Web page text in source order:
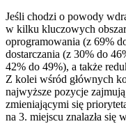
Jeśli chodzi o powody
w kilku kluczowych
oprogramowania (z 69%
dostarczania (z 30% do
42% do 49%), a także
Z kolei wśród głównych
najwyższe pozycje
zmieniającymi się
na 3. miejscu znalazła się